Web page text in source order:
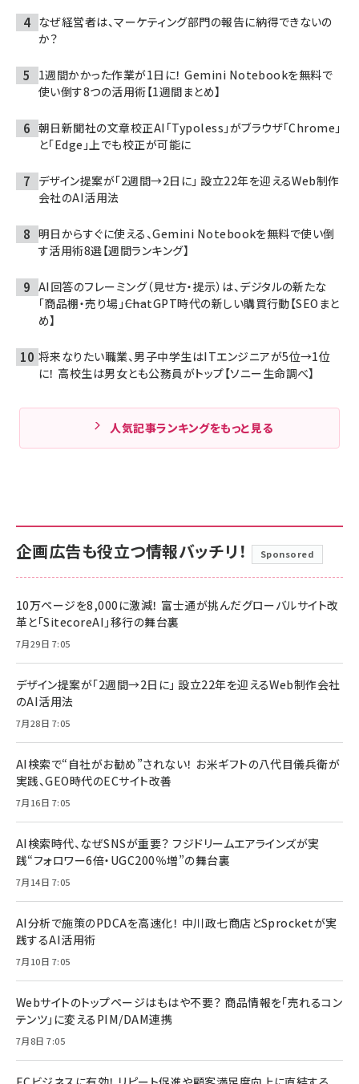
なぜ経営者は、マーケティング部門の報告に納得できないの
か？
1週間かかった作業が1日に！ Gemini Notebookを無料で
使い倒す8つの活用術【1週間まとめ】
朝日新聞社の文章校正AI「Typoless」がブラウザ「Chrome」
と「Edge」上でも校正が可能に
デザイン提案が「2週間→2日に」 設立22年を迎えるWeb制作
会社のAI活用法
明日からすぐに使える、Gemini Notebookを無料で使い倒
す活用術8選【週間ランキング】
AI回答のフレーミング（見せ方・提示）は、デジタルの新たな
「商品棚・売り場」――ChatGPT時代の新しい購買行動【SEOまと
め】
将来なりたい職業、男子中学生はITエンジニアが5位→1位
に！ 高校生は男女とも公務員がトップ【ソニー生命調べ】
人気記事ランキングをもっと見る
企画広告も役立つ情報バッチリ！ Sponsored
10万ページを8,000に激減！ 富士通が挑んだグローバルサイト改
革と「SitecoreAI」移行の舞台裏
7月29日 7:05
デザイン提案が「2週間→2日に」 設立22年を迎えるWeb制作会社
のAI活用法
7月28日 7:05
AI検索で“自社がお勧め”されない！ お米ギフトの八代目儀兵衛が
実践、GEO時代のECサイト改善
7月16日 7:05
AI検索時代、なぜSNSが重要？ フジドリームエアラインズが実
践“フォロワー6倍・UGC200％増”の舞台裏
7月14日 7:05
AI分析で施策のPDCAを高速化！ 中川政七商店とSprocketが実
践するAI活用術
7月10日 7:05
Webサイトのトップページはもはや不要？ 商品情報を「売れるコン
テンツ」に変えるPIM/DAM連携
7月8日 7:05